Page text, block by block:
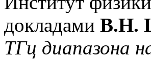
докладами В.Н.
ТГц диапазона